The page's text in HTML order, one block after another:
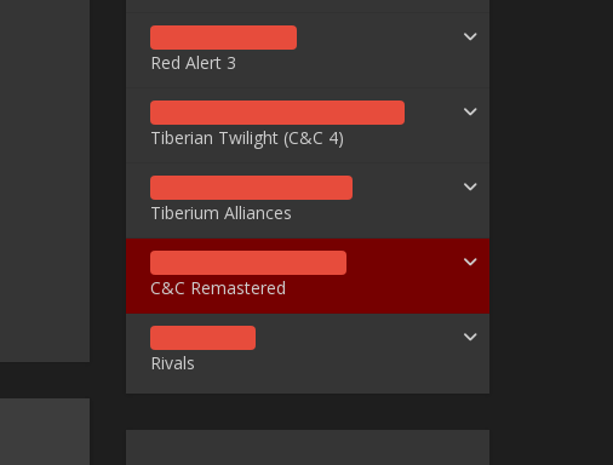
Red Alert 3
Tiberian Twilight (C&C 4)
Tiberium Alliances
C&C Remastered
Rivals